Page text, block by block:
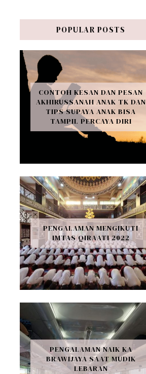
POPULAR POSTS
CONTOH KESAN DAN PESAN
AKHIRUSSANAH ANAK TK DAN
TIPS SUPAYA ANAK BISA
TAMPIL PERCAYA DIRI
PENGALAMAN MENGIKUTI
IMTAS QIRAATI 2022
PENGALAMAN NAIK KA
BRAWIJAYA SAAT MUDIK
LEBARAN